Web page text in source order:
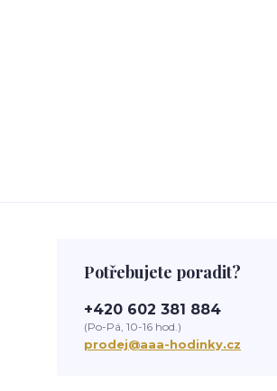
Potřebujete poradit?
+420 602 381 884
(Po-Pá, 10-16 hod.)
prodej@aaa-hodinky.cz